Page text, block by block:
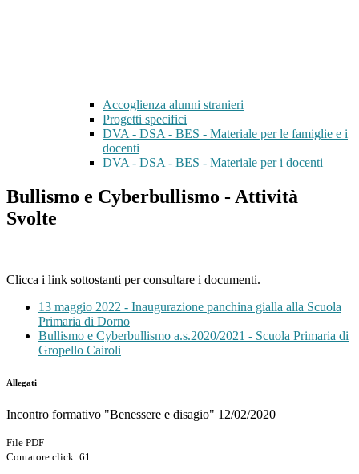
Accoglienza alunni stranieri
Progetti specifici
DVA - DSA - BES - Materiale per le famiglie e i
docenti
DVA - DSA - BES - Materiale per i docenti
Bullismo e Cyberbullismo - Attività
Svolte
Clicca i link sottostanti per consultare i documenti.
13 maggio 2022 - Inaugurazione panchina gialla alla Scuola
Primaria di Dorno
Bullismo e Cyberbullismo a.s.2020/2021 - Scuola Primaria di
Gropello Cairoli
Allegati
Incontro formativo "Benessere e disagio" 12/02/2020
File PDF
Contatore click: 61